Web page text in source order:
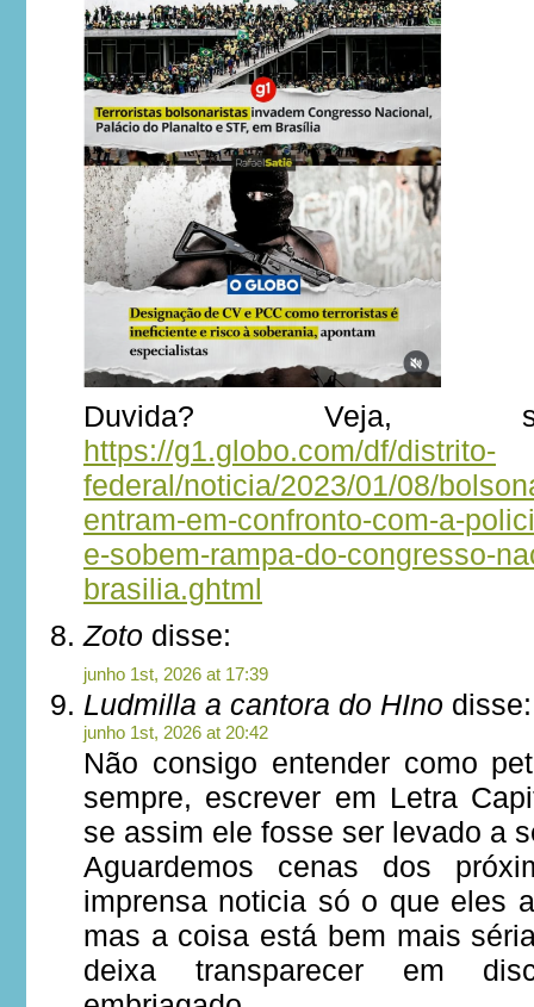
Duvida? Veja,
https://g1.globo.com/df/distrito-
federal/noticia/2023/01/08/
entram-em-confronto-com-a-
e-sobem-rampa-do-congresso-
brasilia.ghtml
Zoto disse:
junho 1st, 2026 at 17:39
Ludmilla a cantora do HIno disse:
junho 1st, 2026 at 20:42
Não consigo entender como
sempre, escrever em Letra
se assim ele fosse ser levado a
Aguardemos cenas dos
imprensa noticia só o que eles
mas a coisa está bem mais
deixa transparecer em